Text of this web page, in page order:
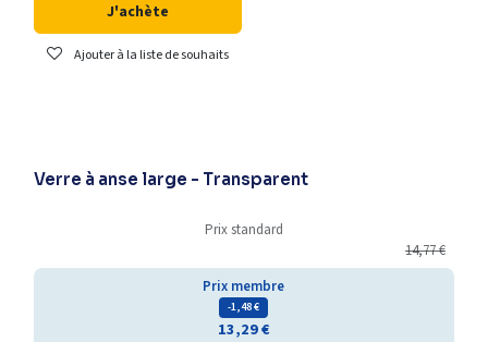
J'achète
Ajouter à la liste de souhaits
Verre à anse large - Transparent
Prix standard
14,77€
Prix membre
- 1,48€
13,29€